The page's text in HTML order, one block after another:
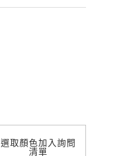
選取顏色加入詢問
清單